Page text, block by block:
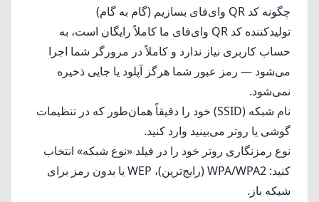
چگونه کد QR وای‌فای بسازیم (گام به گام)
تولیدکننده کد QR وای‌فای ما کاملاً رایگان است، به
حساب کاربری نیاز ندارد و کاملاً در مرورگر شما اجرا
می‌شود — رمز عبور شما هرگز آپلود یا جایی ذخیره
نمی‌شود.
نام شبکه (SSID) خود را دقیقاً همان‌طور که در تنظیمات
گوشی یا روتر می‌بینید وارد کنید.
نوع رمزنگاری روتر خود را در فیلد «نوع شبکه» انتخاب
کنید: WPA/WPA2 (رایج‌ترین)، WEP یا بدون رمز برای
شبکه باز.